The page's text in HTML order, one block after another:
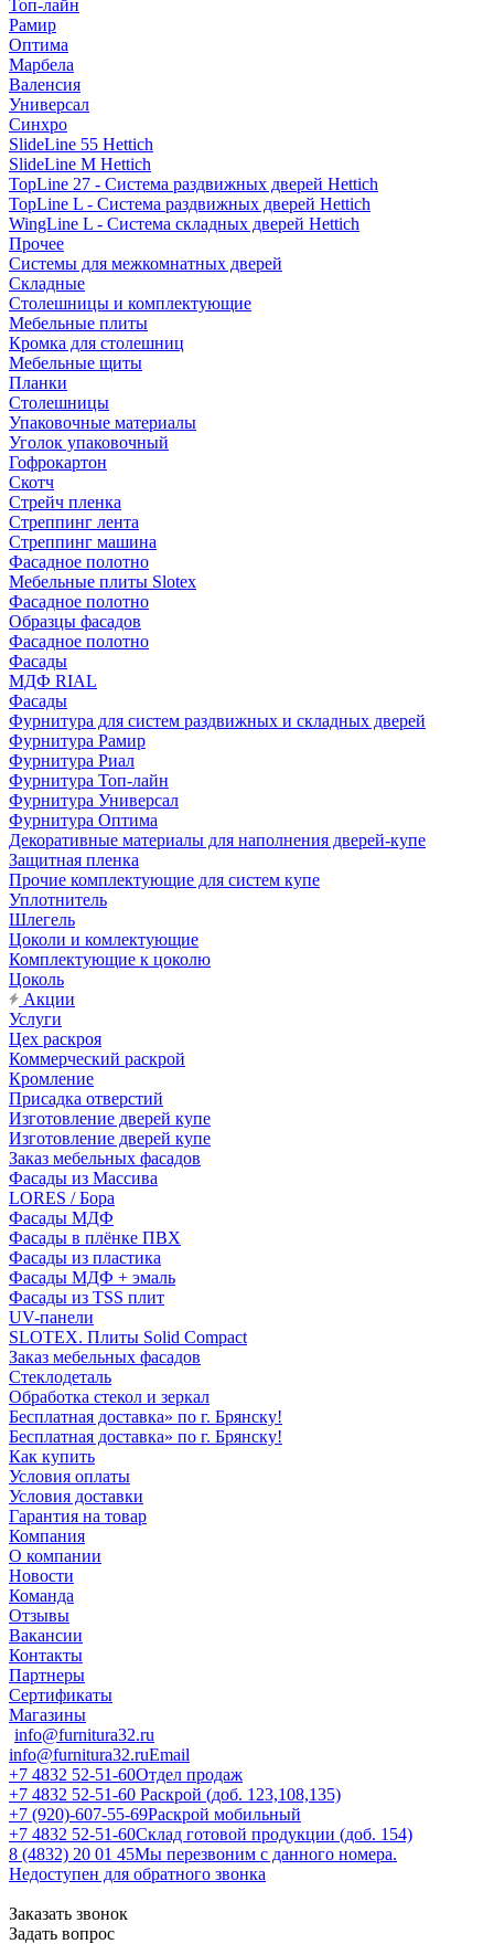
Топ-лайн
Рамир
Оптима
Марбела
Валенсия
Универсал
Синхро
SlideLine 55 Hettich
SlideLine M Hettich
TopLine 27 - Система раздвижных дверей Hettich
TopLine L - Система раздвижных дверей Hettich
WingLine L - Система складных дверей Hettich
Прочее
Системы для межкомнатных дверей
Складные
Столешницы и комплектующие
Мебельные плиты
Кромка для столешниц
Мебельные щиты
Планки
Столешницы
Упаковочные материалы
Уголок упаковочный
Гофрокартон
Скотч
Стрейч пленка
Стреппинг лента
Стреппинг машина
Фасадное полотно
Мебельные плиты Slotex
Фасадное полотно
Образцы фасадов
Фасадное полотно
Фасады
МДФ RIAL
Фасады
Фурнитура для систем раздвижных и складных дверей
Фурнитура Рамир
Фурнитура Риал
Фурнитура Топ-лайн
Фурнитура Универсал
Фурнитура Оптима
Декоративные материалы для наполнения дверей-купе
Защитная пленка
Прочие комплектующие для систем купе
Уплотнитель
Шлегель
Цоколи и комлектующие
Комплектующие к цоколю
Цоколь
Акции
Услуги
Цех раскроя
Коммерческий раскрой
Кромление
Присадка отверстий
Изготовление дверей купе
Изготовление дверей купе
Заказ мебельных фасадов
Фасады из Массива
LORES / Бора
Фасады МДФ
Фасады в плёнке ПВХ
Фасады из пластика
Фасады МДФ + эмаль
Фасады из TSS плит
UV-панели
SLOTEX. Плиты Solid Compact
Заказ мебельных фасадов
Стеклодеталь
Обработка стекол и зеркал
Бесплатная доставка» по г. Брянску!
Бесплатная доставка» по г. Брянску!
Как купить
Условия оплаты
Условия доставки
Гарантия на товар
Компания
О компании
Новости
Команда
Отзывы
Вакансии
Контакты
Партнеры
Сертификаты
Магазины
info@furnitura32.ru
info@furnitura32.ruEmail
+7 4832 52-51-60Отдел продаж
+7 4832 52-51-60 Раскрой (доб. 123,108,135)
+7 (920)-607-55-69Раскрой мобильный
+7 4832 52-51-60Склад готовой продукции (доб. 154)
8 (4832) 20 01 45Мы перезвоним с данного номера.
Недоступен для обратного звонка
Заказать звонок
Задать вопрос